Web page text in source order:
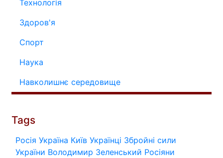
Технологія
Здоров'я
Спорт
Наука
Навколишнє середовище
Tags
Росія Україна Київ Українці Збройні сили
України Володимир Зеленський Росіяни